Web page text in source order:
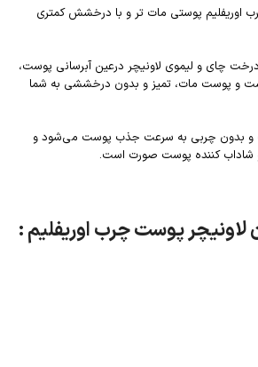
اوریفلیم پوستی مات تر و با درخشش کمتری
چای و لیموی لاونیچر درعین آبرسانی پوست،
و پوست مات، تمیز و بدون درخششی به شما
و بدون چربی به سرعت جذب پوست می‌شود و
کننده پوست صورت است.
لاونیچر پوست چرب اوریفلیم :